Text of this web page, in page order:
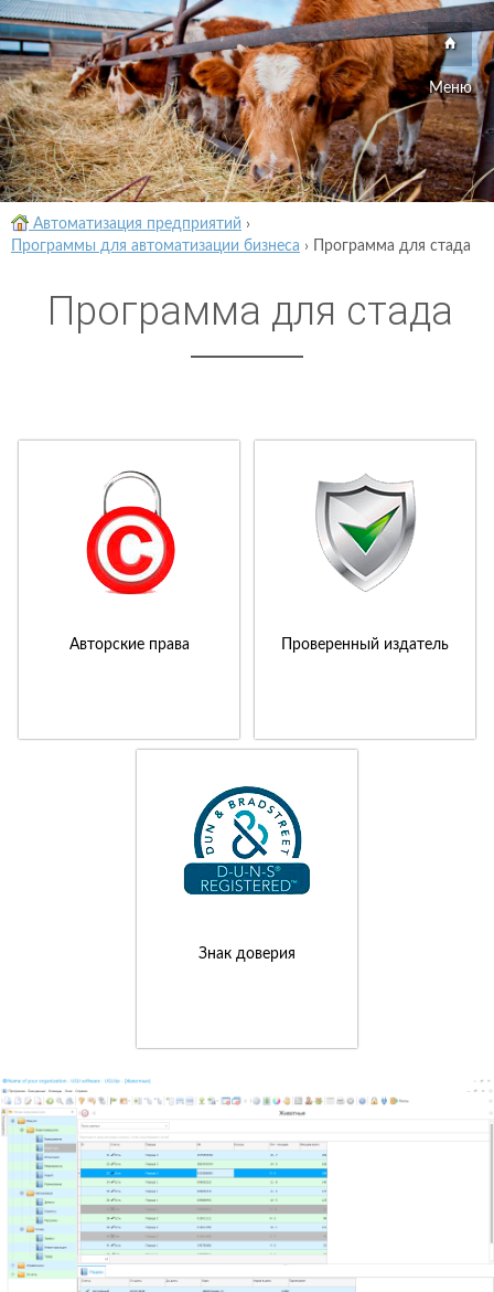
Меню
Автоматизация предприятий ›
Программы для автоматизации бизнеса › Программа для стада
Программа для стада
Авторские права Проверенный издатель
Знак доверия